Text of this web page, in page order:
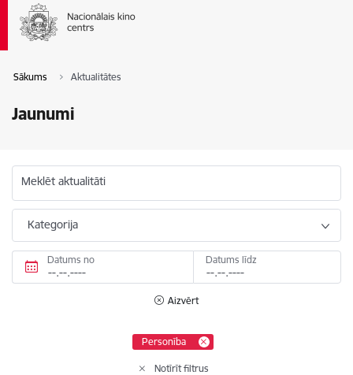
Sākums Aktualitātes
Jaunumi
Meklēt aktualitāti
Kategorija
Datums no Datums līdz
Aizvērt
Personība
Notīrīt filtrus